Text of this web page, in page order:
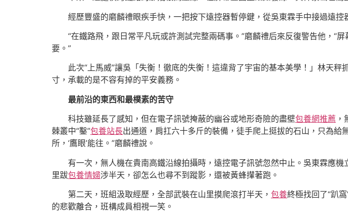
經歷豐盛的磨麟禮眼疾手快，一把按下遠控器暫停鍵，從吳東霖手中接過遠控
“在鐵路飛，跟日常平凡玩或許測試完整兩碼事。”磨麟禮后來反復警告他，“
要。”
此次“上馬威”讓吳「失衡！徹底的失衡！這違背了宇宙的基本美學！」林天
寸，承載的是不容有掉的平安義務。
最前沿的東西和最樸素的苦守
科技雖延長了感知，但在電子訊號掩蔽的幽谷或地形奇險的盡壁包養網推薦
棘叢中“鑿”包養站長出通道，肩扛六十多斤的裝備，徒手爬上挺拔的石山，只為給
所，‘鷹眼’能往。”磨麟禮說。
有一次，無人機在貴南高鐵沿線拍攝時，遠控電子訊號忽然中止。吳東霖應
里跋包養情婦涉半天，卻怎么也尋不到蹤影，還被黃蜂攆著跑。
第二天，班組汲取經歷，全部武裝在山里摸爬滾打半天， 包養終極找回了“趴
的悲歡離合，班構成員相視一笑。